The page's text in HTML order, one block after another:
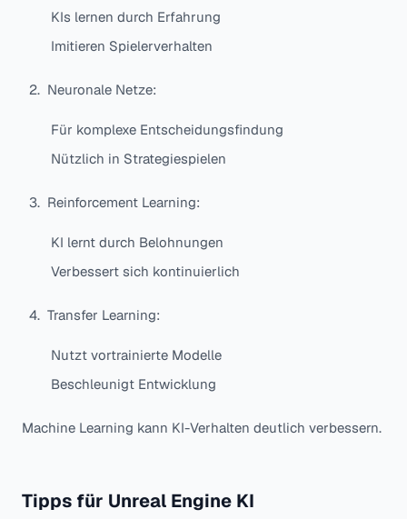
KIs lernen durch Erfahrung
Imitieren Spielerverhalten
Neuronale Netze:
Für komplexe Entscheidungsfindung
Nützlich in Strategiespielen
Reinforcement Learning:
KI lernt durch Belohnungen
Verbessert sich kontinuierlich
Transfer Learning:
Nutzt vortrainierte Modelle
Beschleunigt Entwicklung
Machine Learning kann KI-Verhalten deutlich verbessern.
Tipps für Unreal Engine KI